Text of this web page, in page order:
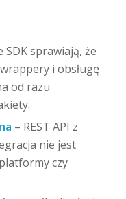
SDK sprawiają, że
i obsługę
od razu
– REST API z
nie jest
czy